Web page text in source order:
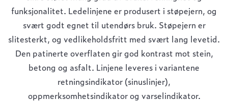
funksjonalitet. Ledelinjene er produsert i støpejern, og
svært godt egnet til utendørs bruk. Støpejern er
slitesterkt, og vedlikeholdsfritt med svært lang levetid.
Den patinerte overflaten gir god kontrast mot stein,
betong og asfalt. Linjene leveres i variantene
retningsindikator (sinuslinjer),
oppmerksomhetsindikator og varselindikator.